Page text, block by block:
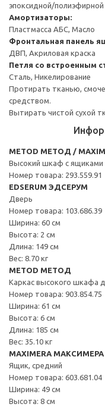
эпоксидной/
Амортизаторы:
Пластмасса АБС, Масло
Фронтальная панель
ДВП, Акриловая краска
Петля со встроенным
Сталь, Никелирование
Протирать тканью,
средством.
Вытирать чистой сухой
METOD МЕТОД /
Высокий шкаф с ящиками
Номер товара: 293.559.91
EDSERUM ЭДСЕРУМ
Дверь
Номер товара: 103.686.39
Ширина: 60 см
Высота: 2 см
Длина: 149 см
Вес: 8.70 кг
METOD МЕТОД
Каркас высокого шкафа
Номер товара: 903.854.75
Ширина: 61 см
Высота: 6 см
Длина: 185 см
Вес: 35.10 кг
MAXIMERA МАКСИМЕРА
Ящик, средний
Номер товара: 603.681.04
Ширина: 49 см
Высота: 8 см